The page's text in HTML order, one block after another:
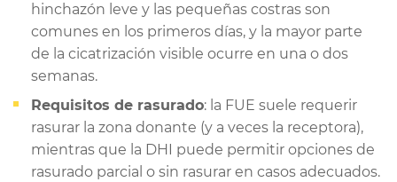
hinchazón leve y las pequeñas costras son
comunes en los primeros días, y la mayor parte
de la cicatrización visible ocurre en una o dos
semanas.
Requisitos de rasurado: la FUE suele requerir
rasurar la zona donante (y a veces la receptora),
mientras que la DHI puede permitir opciones de
rasurado parcial o sin rasurar en casos adecuados.